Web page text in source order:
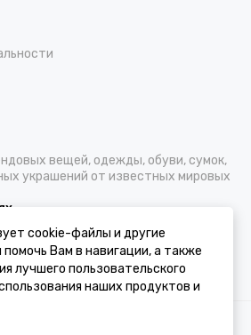
вещей, одежды, обуви, сумок,
украшений от известных мировых
cookie-файлы и другие
Вам в навигации, а также
лучшего пользовательского
наших продуктов и